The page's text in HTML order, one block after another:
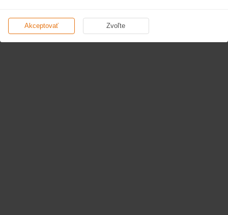
Akceptovať Zvoľte